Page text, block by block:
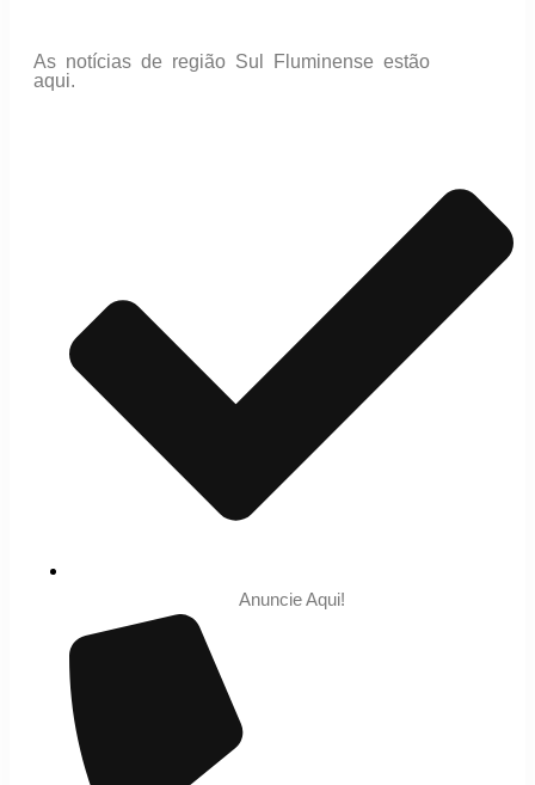
As notícias de região Sul Fluminense estão
aqui.
Anuncie Aqui!